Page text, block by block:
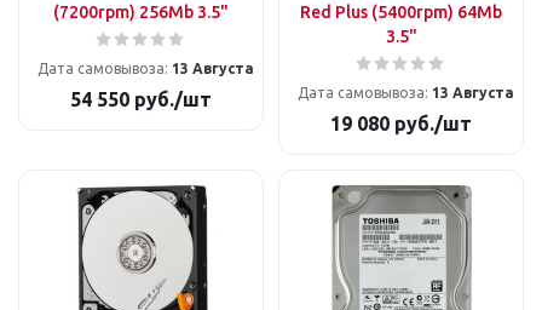
(7200rpm) 256Mb 3.5"
Дата самовывоза: 13 Августа
54 550 руб./шт
Red Plus (5400rpm) 64Mb
3.5"
Дата самовывоза: 13 Августа
19 080 руб./шт